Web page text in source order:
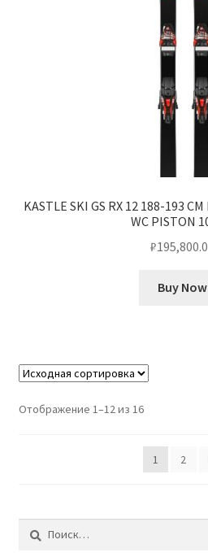
KASTLE SKI GS RX 12 188-193
WC PISTON
₽
Buy Now
Отображение 1–12 из 16
1 2